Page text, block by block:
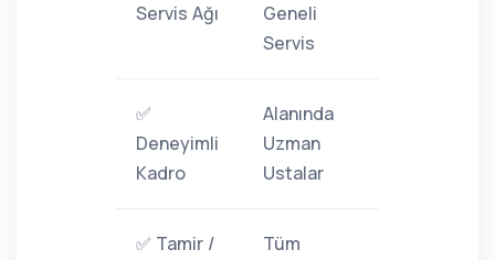
Servis Ağı
Geneli
Servis
✅
Deneyimli
Kadro
Alanında
Uzman
Ustalar
✅ Tamir /
Tüm